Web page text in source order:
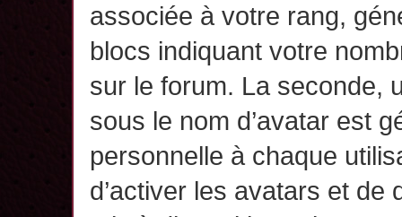
associée à votre rang,
blocs indiquant votre
sur le forum. La seconde,
sous le nom d’avatar est
personnelle à chaque
d’activer les avatars et de